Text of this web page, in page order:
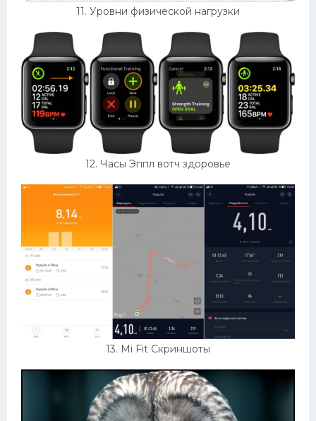
11. Уровни физической нагрузки
12. Часы Эппл вотч здоровье
13. Mi Fit Скриншоты